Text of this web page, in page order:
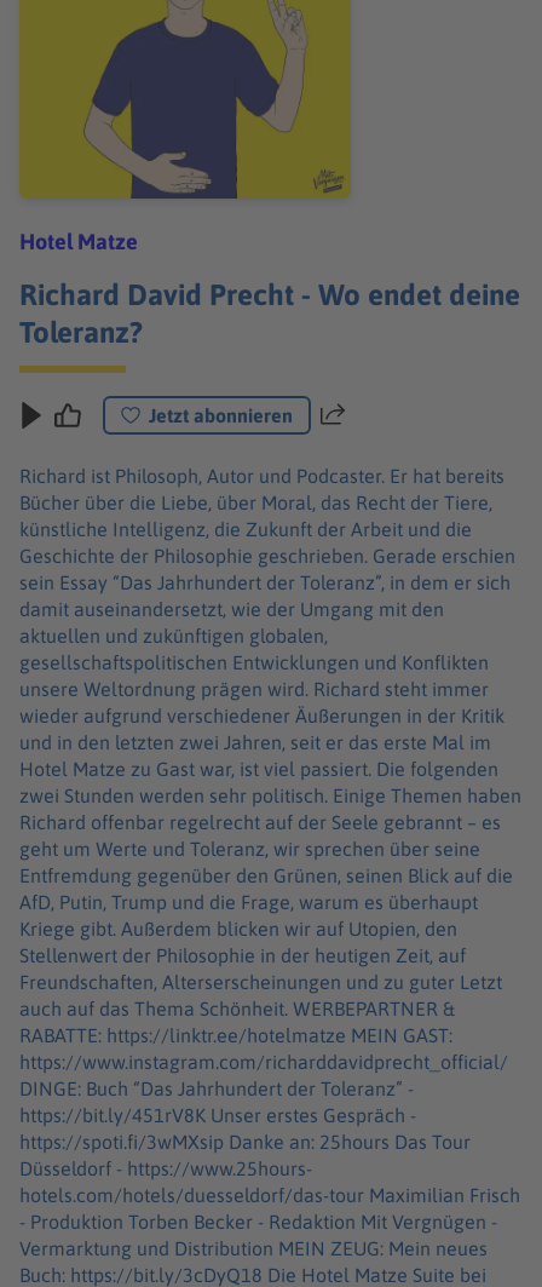
Hotel Matze
Richard David Precht - Wo endet deine
Toleranz?
Jetzt abonnieren Teilen
Richard ist Philosoph, Autor und Podcaster. Er hat bereits
Bücher über die Liebe, über Moral, das Recht der Tiere,
künstliche Intelligenz, die Zukunft der Arbeit und die
Geschichte der Philosophie geschrieben. Gerade erschien
sein Essay “Das Jahrhundert der Toleranz”, in dem er sich
damit auseinandersetzt, wie der Umgang mit den
aktuellen und zukünftigen globalen,
gesellschaftspolitischen Entwicklungen und Konflikten
unsere Weltordnung prägen wird. Richard steht immer
wieder aufgrund verschiedener Äußerungen in der Kritik
und in den letzten zwei Jahren, seit er das erste Mal im
Hotel Matze zu Gast war, ist viel passiert. Die folgenden
zwei Stunden werden sehr politisch. Einige Themen haben
Richard offenbar regelrecht auf der Seele gebrannt – es
geht um Werte und Toleranz, wir sprechen über seine
Entfremdung gegenüber den Grünen, seinen Blick auf die
AfD, Putin, Trump und die Frage, warum es überhaupt
Kriege gibt. Außerdem blicken wir auf Utopien, den
Stellenwert der Philosophie in der heutigen Zeit, auf
Freundschaften, Alterserscheinungen und zu guter Letzt
auch auf das Thema Schönheit. WERBEPARTNER &
RABATTE: https://linktr.ee/hotelmatze MEIN GAST:
https://www.instagram.com/richarddavidprecht_official/
DINGE: Buch “Das Jahrhundert der Toleranz” -
https://bit.ly/451rV8K Unser erstes Gespräch -
https://spoti.fi/3wMXsip Danke an: 25hours Das Tour
Düsseldorf - https://www.25hours-
hotels.com/hotels/duesseldorf/das-tour Maximilian Frisch
- Produktion Torben Becker - Redaktion Mit Vergnügen -
Vermarktung und Distribution MEIN ZEUG: Mein neues
Buch: https://bit.ly/3cDyQ18 Die Hotel Matze Suite bei